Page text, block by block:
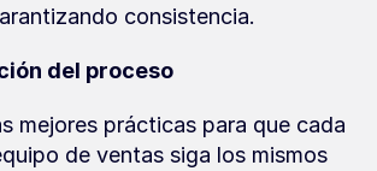
consistencia.
del proceso
mejores prácticas para que cada
de ventas siga los mismos